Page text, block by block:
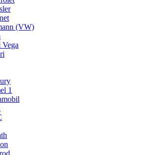
(VW)
Vega
1